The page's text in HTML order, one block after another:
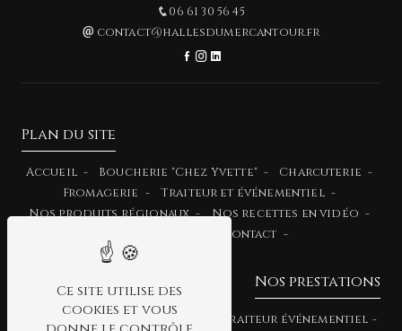
06 61 30 56 45
contact@hallesdumercantour.fr
Plan du site
Accueil Boucherie "Chez Yvette"
Charcuterie
Fromagerie
Traiteur et événementiel
Nos produits régionaux
Nos recettes en vidéo
Contact
Nos prestations
Traiteur Traiteur événementiel
Ce site utilise des
cookies et vous